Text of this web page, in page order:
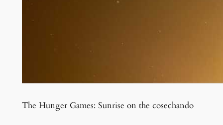
The Hunger Games: Sunrise on the cosechando